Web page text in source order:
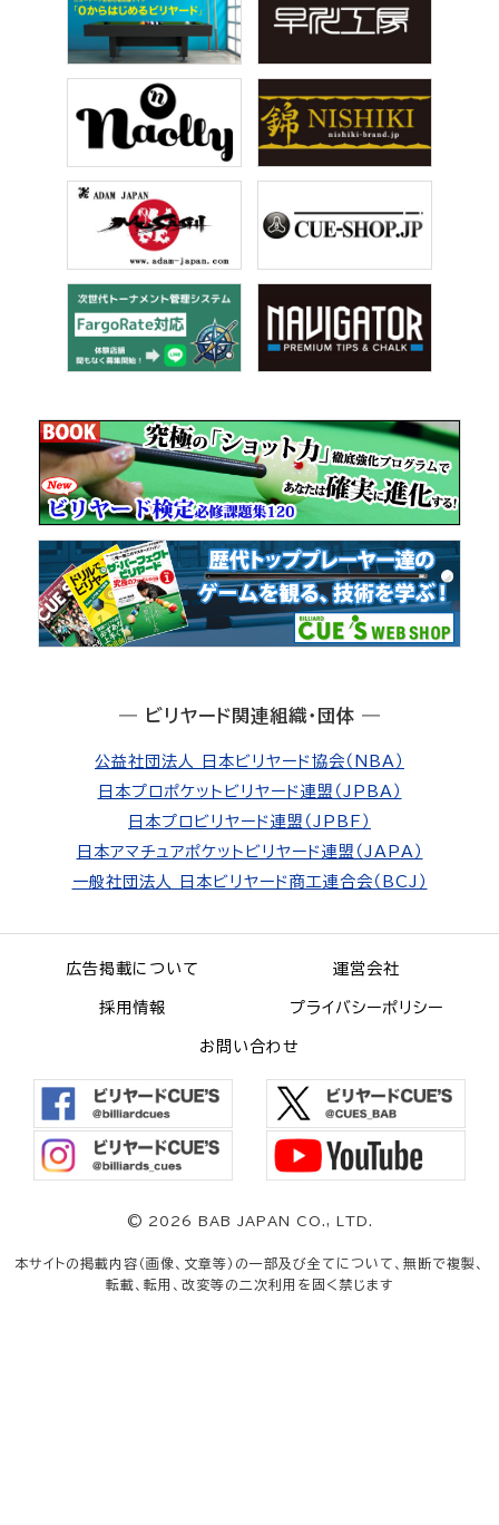
― ビリヤード関連組織・団体 ―
公益社団法人 日本ビリヤード協会（NBA）
日本プロポケットビリヤード連盟（JPBA）
日本プロビリヤード連盟（JPBF）
日本アマチュアポケットビリヤード連盟（JAPA）
一般社団法人 日本ビリヤード商工連合会（BCJ）
広告掲載について 運営会社
採用情報 プライバシーポリシー
お問い合わせ
© 2026 BAB JAPAN CO., LTD.
本サイトの掲載内容（画像、文章等）の一部及び全てについて、無断で複製、
転載、転用、改変等の二次利用を固く禁じます